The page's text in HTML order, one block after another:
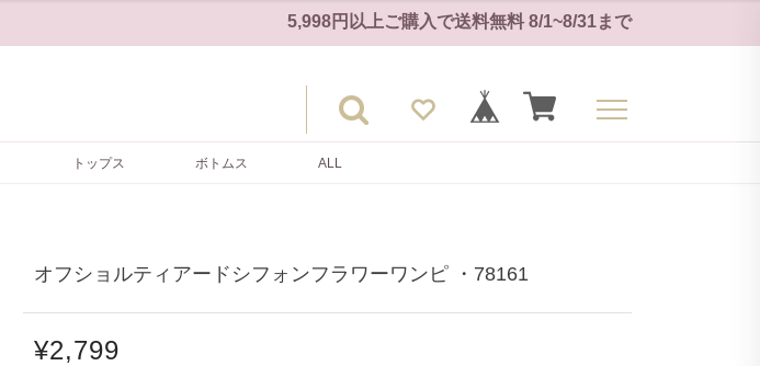
5,998円以上ご購入で送料無料 8/1~8/31まで
トップス ボトムス ALL
オフショルティアードシフォンフラワーワンピ ・78161
¥2,799